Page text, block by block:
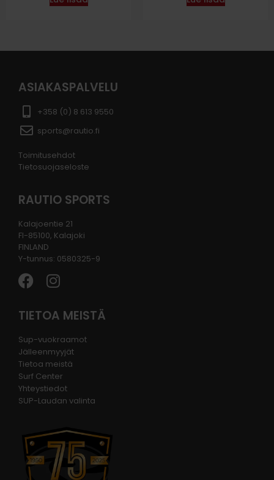
ASIAKASPALVELU
+358 (0) 8 613 9550
sports@rautio.fi
Toimitusehdot
Tietosuojaseloste
RAUTIO SPORTS
Kalajoentie 21
FI-85100, Kalajoki
FINLAND
Y-tunnus: 0580325-9
TIETOA MEISTÄ
Sup-vuokraamot
Jälleenmyyjät
Tietoa meistä
Surf Center
Yhteystiedot
SUP-Laudan valinta